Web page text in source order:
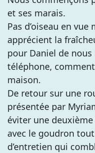
et ses marais.
Pas d’oiseau en
apprécient la
pour Daniel de
téléphone,
maison.
De retour sur une
présentée par
éviter une
avec le goudron
d’entretien qui